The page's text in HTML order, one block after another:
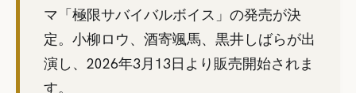
マ「極限サバイバルボイス」の発売が決
定。小柳ロウ、酒寄颯馬、黒井しばらが出
演し、2026年3月13日より販売開始されま
す。